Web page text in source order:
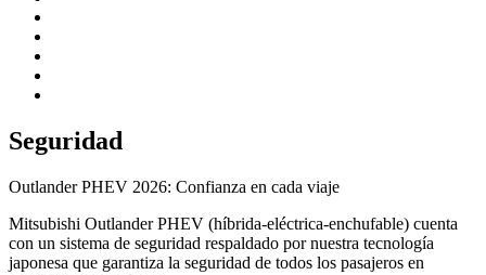
Seguridad
Outlander PHEV 2026: Confianza en cada viaje
Mitsubishi Outlander PHEV (híbrida-eléctrica-enchufable) cuenta
con un sistema de seguridad respaldado por nuestra tecnología
japonesa que garantiza la seguridad de todos los pasajeros en